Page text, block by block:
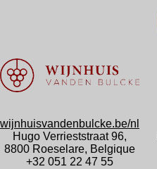
wijnhuisvandenbulcke.be/nl
Hugo Verrieststraat 96,
8800 Roeselare, Belgique
+32 051 22 47 55